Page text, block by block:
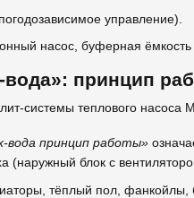
управление).
насос, буферная
принцип
вода принцип работы»
(наружный блок с
тёплый пол, фанкойлы,